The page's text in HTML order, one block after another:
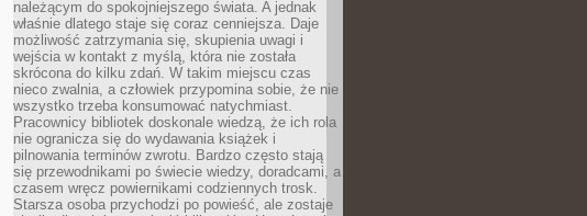
należącym do spokojniejszego świata. A jednak
właśnie dlatego staje się coraz cenniejsza. Daje
możliwość zatrzymania się, skupienia uwagi i
wejścia w kontakt z myślą, która nie została
skrócona do kilku zdań. W takim miejscu czas
nieco zwalnia, a człowiek przypomina sobie, że nie
wszystko trzeba konsumować natychmiast.
Pracownicy bibliotek doskonale wiedzą, że ich rola
nie ogranicza się do wydawania książek i
pilnowania terminów zwrotu. Bardzo często stają
się przewodnikami po świecie wiedzy, doradcami, a
czasem wręcz powiernikami codziennych trosk.
Starsza osoba przychodzi po powieść, ale zostaje